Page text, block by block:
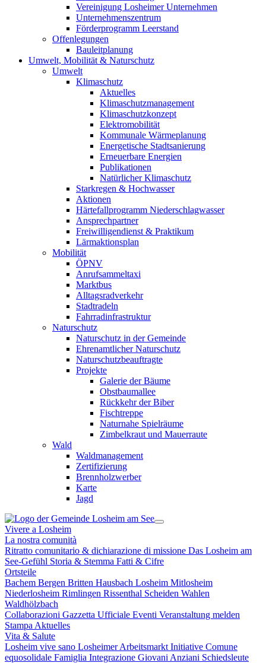
Vereinigung Losheimer Unternehmen
Unternehmenszentrum
Förderprogramm Leerstand
Offenlegungen
Bauleitplanung
Umwelt, Mobilität & Naturschutz
Umwelt
Klimaschutz
Aktuelles
Klimaschutzmanagement
Klimaschutzkonzept
Elektromobilität
Kommunale Wärmeplanung
Energetische Stadtsanierung
Erneuerbare Energien
Publikationen
Natürlicher Klimaschutz
Starkregen & Hochwasser
Aktionen
Härtefallprogramm Niederschlagwasser
Ansprechpartner
Freiwilligendienst & Praktikum
Lärmaktionsplan
Mobilität
ÖPNV
Anrufsammeltaxi
Marktbus
Alltagsradverkehr
Stadtradeln
Fahrradinfrastruktur
Naturschutz
Naturschutz in der Gemeinde
Ehrenamtlicher Naturschutz
Naturschutzbeauftragte
Projekte
Galerie der Bäume
Obstbaumallee
Rückkehr der Biber
Fischtreppe
Naturnahe Spielräume
Zimbelkraut und Mauerraute
Wald
Waldmanagement
Zertifizierung
Brennholzwerber
Karte
Jagd
Vivere a Losheim
La nostra comunità
Ritratto comunitario & dichiarazione di missione Das Losheim am
See-Gefühl Storia & Stemma Fatti & Cifre
Ortsteile
Bachem Bergen Britten Hausbach Losheim Mitlosheim
Niederlosheim Rimlingen Rissenthal Scheiden Wahlen
Waldhölzbach
Collaborazioni Gazzetta Ufficiale Eventi Veranstaltung melden
Stampa Aktuelles
Vita & Salute
Losheim vive sano Losheimer Arbeitsmarkt Initiative Comune
equosolidale Famiglia Integrazione Giovani Anziani Schiedsleute